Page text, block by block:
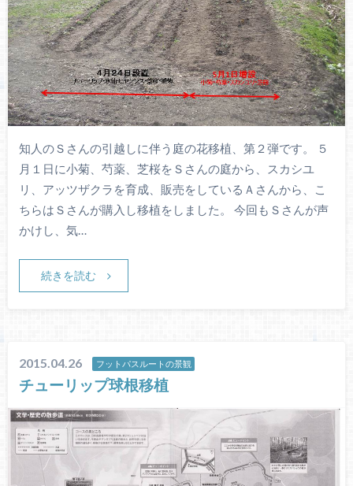
知人のＳさんの引越しに伴う庭の花移植、第２弾です。 ５
月１日に小菊、芍薬、芝桜をＳさんの庭から、スカシユ
リ、アッツザクラを育成、販売をしているＡさんから、こ
ちらはＳさんが購入し移植をしました。 今回もＳさんが声
かけし、気…
続きを読む
2015.04.26 フットパスルートの景観
チューリップ球根移植